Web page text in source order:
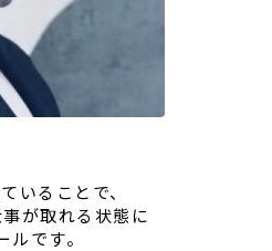
いることで、
が取れる状態に
です。